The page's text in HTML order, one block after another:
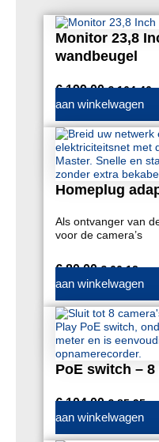
Monitor 23,8
wandbeugel
€199,00 €164,46
aan winkelwagen
Homeplug
Als ontvanger van
voor de camera’s
€80,00 €66,12
aan winkelwagen
PoE switch –
€104,00 €85,95
aan winkelwagen